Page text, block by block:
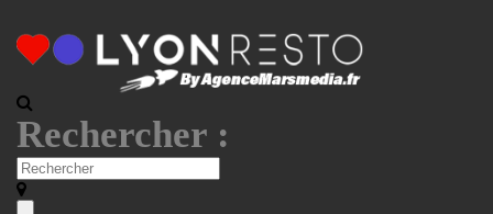
Rechercher :